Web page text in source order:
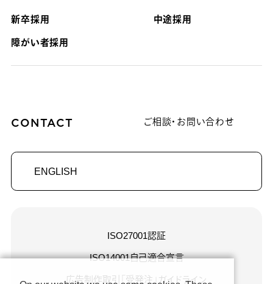
新卒採用 中途採用
障がい者採用
CONTACT ご相談・お問い合わせ
ENGLISH
ISO27001認証
ISO14001自己適合宣言
広告制作取引「受発注」ガイドライン